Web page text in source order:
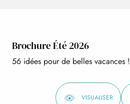
Brochure Été 2026
56 idées pour de belles vacances !
VISUALISER